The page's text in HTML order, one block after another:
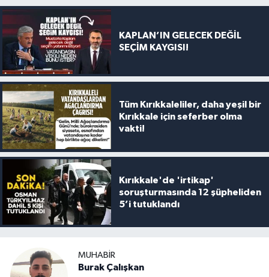
KAPLAN’IN GELECEK DEĞİL
SEÇİM KAYGISI!
Tüm Kırıkkaleliler, daha yeşil bir
Kırıkkale için seferber olma
vakti!
Kırıkkale'de 'irtikap'
soruşturmasında 12 şüpheliden
5’i tutuklandı
MUHABIR
Burak Çalışkan